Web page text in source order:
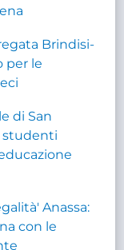
Brindisi-
per le
di San
studenti
Anassa:
con le